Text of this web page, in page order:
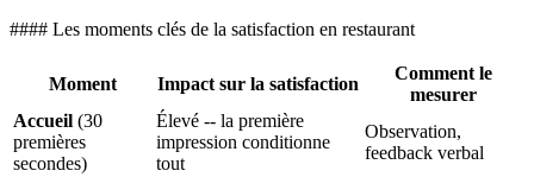
#### Les moments clés de la satisfaction en restaurant
Moment Impact sur la satisfaction
Comment le
mesurer
Accueil (30
premières
secondes)
Élevé -- la première
impression conditionne
tout
Observation,
feedback verbal